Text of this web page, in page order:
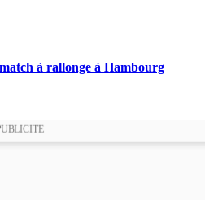
à rallonge à Hambourg